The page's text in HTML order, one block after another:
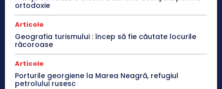
ortodoxie
Articole
Geografia turismului : încep să fie căutate locurile
răcoroase
Articole
Porturile georgiene la Marea Neagră, refugiul
petrolului rusesc